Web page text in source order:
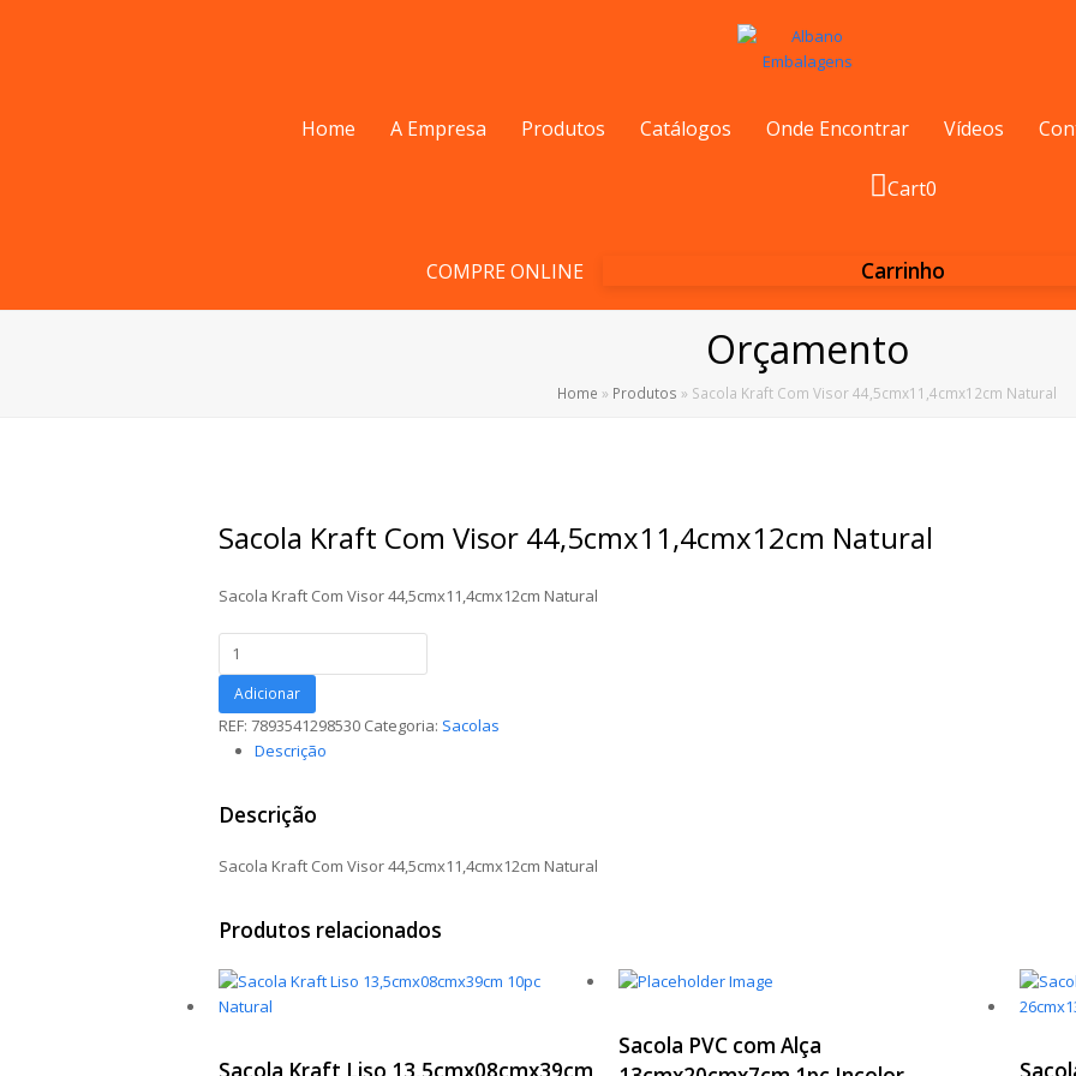
Home A Empresa Produtos Catálogos Onde Encontrar Vídeos
COMPRE ONLINE
Cart0
Carrinho
Orçamento
Home » Produtos » Sacola Kraft Com Visor 44,5cmx11,4cmx12cm Natural
Sacola Kraft Com Visor 44,5cmx11,4cmx12cm Natural
Sacola Kraft Com Visor 44,5cmx11,4cmx12cm Natural
Sacola
Kraft
Com
Visor
44,5cmx11,4cmx12cm
Adicionar
REF: 7893541298530 Categoria: Sacolas
Descrição
Descrição
Sacola Kraft Com Visor 44,5cmx11,4cmx12cm Natural
Produtos relacionados
Sacola PVC com Alça